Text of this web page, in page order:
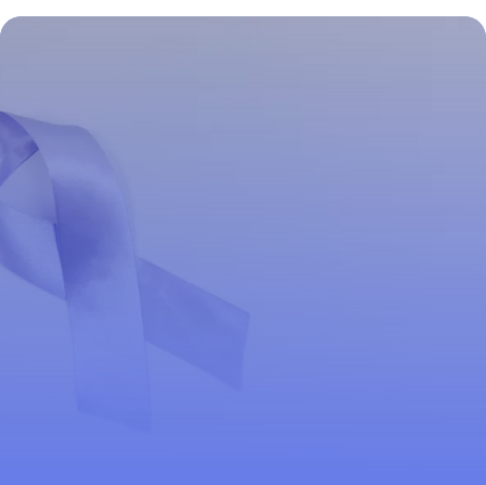
arthroscopie du genou : ce que vous